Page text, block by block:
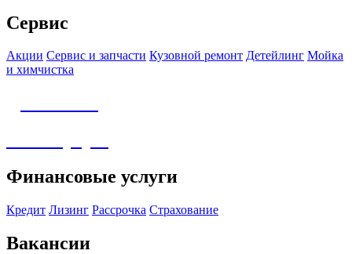
Сервис
Акции Сервис и запчасти Кузовной ремонт Детейлинг Мойка
и химчистка
Финансовые услуги
Кредит Лизинг Рассрочка Страхование
Вакансии